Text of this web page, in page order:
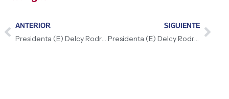
ANTERIOR
Presidenta (E) Delcy Rodríguez: «Lleven el espíritu de nuestro padre Simón Bolívar, sus enseñanzas, su legado, su doctrina militar y lo que nos enseñó Bolívar, a ser hombres y mujeres de Estado»
SIGUIENTE
Presidenta (E) Delcy Rodríguez: «hoy es lo que se llama el pasaje perpendicular de los rayos solares de sur a norte, quiere decir que durante 45 días, a partir de hoy, los rayos del sol van a caer directamente sobre Venezuela»